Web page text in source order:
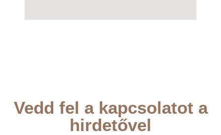
Vedd fel a kapcsolatot a
hirdetővel